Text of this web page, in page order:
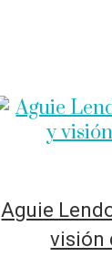
Aguie
visión